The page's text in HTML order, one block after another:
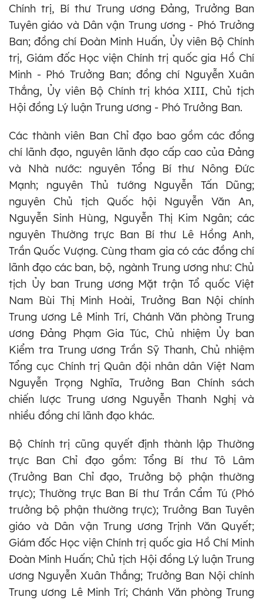
Chính trị, Bí thư Trung ương Đảng, Trưởng Ban
Tuyên giáo và Dân vận Trung ương - Phó Trưởng
Ban; đồng chí Đoàn Minh Huấn, Ủy viên Bộ Chính
trị, Giám đốc Học viện Chính trị quốc gia Hồ Chí
Minh - Phó Trưởng Ban; đồng chí Nguyễn Xuân
Thắng, Ủy viên Bộ Chính trị khóa XIII, Chủ tịch
Hội đồng Lý luận Trung ương - Phó Trưởng Ban.
Các thành viên Ban Chỉ đạo bao gồm các đồng
chí lãnh đạo, nguyên lãnh đạo cấp cao của Đảng
và Nhà nước: nguyên Tổng Bí thư Nông Đức
Mạnh; nguyên Thủ tướng Nguyễn Tấn Dũng;
nguyên Chủ tịch Quốc hội Nguyễn Văn An,
Nguyễn Sinh Hùng, Nguyễn Thị Kim Ngân; các
nguyên Thường trực Ban Bí thư Lê Hồng Anh,
Trần Quốc Vượng. Cùng tham gia có các đồng chí
lãnh đạo các ban, bộ, ngành Trung ương như: Chủ
tịch Ủy ban Trung ương Mặt trận Tổ quốc Việt
Nam Bùi Thị Minh Hoài, Trưởng Ban Nội chính
Trung ương Lê Minh Trí, Chánh Văn phòng Trung
ương Đảng Phạm Gia Túc, Chủ nhiệm Ủy ban
Kiểm tra Trung ương Trần Sỹ Thanh, Chủ nhiệm
Tổng cục Chính trị Quân đội nhân dân Việt Nam
Nguyễn Trọng Nghĩa, Trưởng Ban Chính sách
chiến lược Trung ương Nguyễn Thanh Nghị và
nhiều đồng chí lãnh đạo khác.
Bộ Chính trị cũng quyết định thành lập Thường
trực Ban Chỉ đạo gồm: Tổng Bí thư Tô Lâm
(Trưởng Ban Chỉ đạo, Trưởng bộ phận thường
trực); Thường trực Ban Bí thư Trần Cẩm Tú (Phó
trưởng bộ phận thường trực); Trưởng Ban Tuyên
giáo và Dân vận Trung ương Trịnh Văn Quyết;
Giám đốc Học viện Chính trị quốc gia Hồ Chí Minh
Đoàn Minh Huấn; Chủ tịch Hội đồng Lý luận Trung
ương Nguyễn Xuân Thắng; Trưởng Ban Nội chính
Trung ương Lê Minh Trí; Chánh Văn phòng Trung